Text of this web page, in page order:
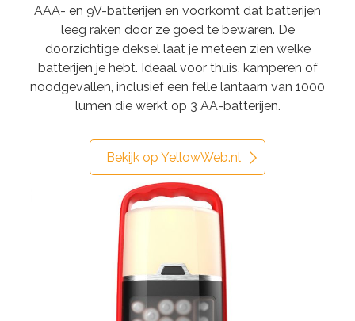
AAA- en 9V-batterijen en voorkomt dat batterijen
leeg raken door ze goed te bewaren. De
doorzichtige deksel laat je meteen zien welke
batterijen je hebt. Ideaal voor thuis, kamperen of
noodgevallen, inclusief een felle lantaarn van 1000
lumen die werkt op 3 AA-batterijen.
Bekijk op YellowWeb.nl